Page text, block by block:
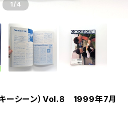
1/4
ーシーン）Vol.8 1999年7月